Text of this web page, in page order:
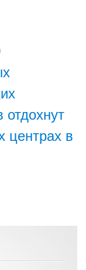
отдохнут
центрах в